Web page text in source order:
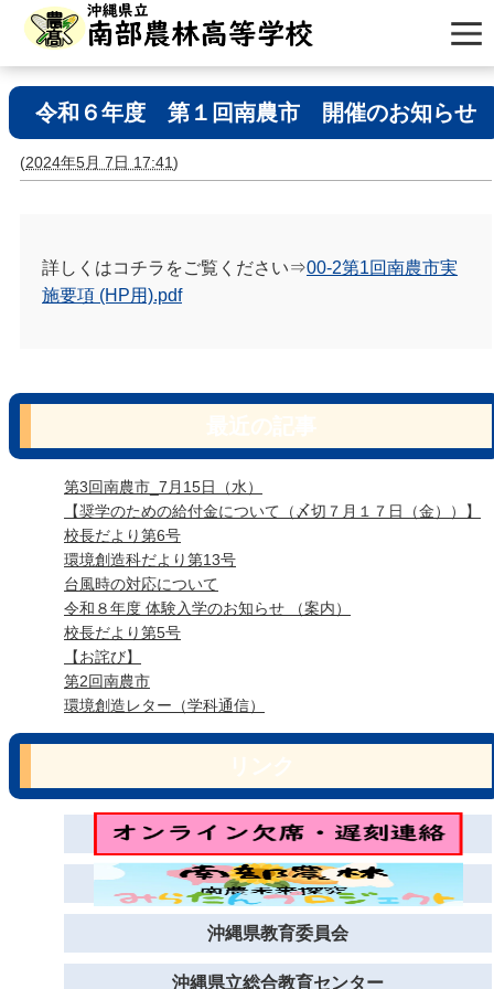
令和６年度 第１回南農市 開催のお知らせ
(2024年5月 7日 17:41)
詳しくはコチラをご覧ください⇒00-2第1回南農市実
施要項 (HP用).pdf
第3回南農市_7月15日（水）
【奨学のための給付金について（〆切７月１７日（金））】
校長だより第6号
環境創造科だより第13号
台風時の対応について
令和８年度 体験入学のお知らせ （案内）
校長だより第5号
【お詫び】
第2回南農市
環境創造レター（学科通信）
沖縄県教育委員会
沖縄県立総合教育センター